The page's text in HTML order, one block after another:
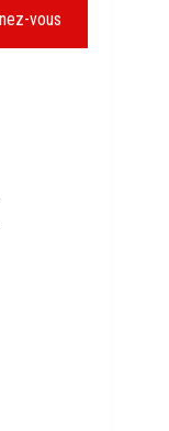
vous